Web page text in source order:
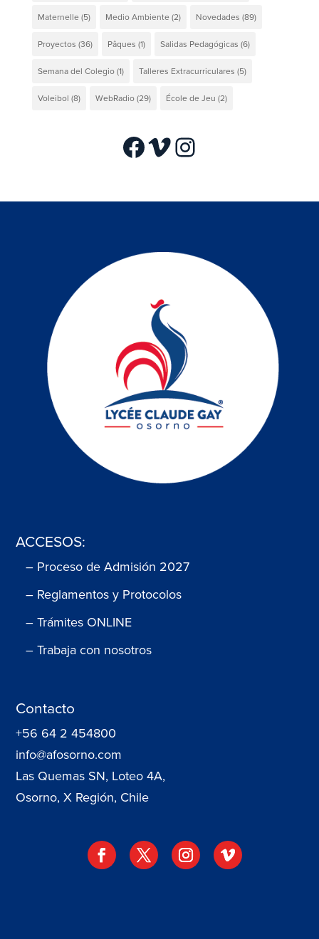
Maternelle (5) Medio Ambiente (2) Novedades (89)
Proyectos (36) Pâques (1) Salidas Pedagógicas (6)
Semana del Colegio(1) Talleres Extracurriculares (5)
Voleibol (8) WebRadio(29) École de Jeu (2)
Facebook
VimeoInstagram
ACCESOS:
– Proceso de Admisión 2027
– Reglamentos y Protocolos
– Trámites ONLINE
– Trabaja con nosotros
Contacto
+56 64 2 454800
info@afosorno.com
Las Quemas SN, Loteo 4A,
Osorno, X Región, Chile